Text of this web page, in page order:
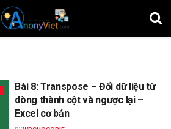
Bài 8: Transpose – Đổi dữ liệu từ
dòng thành cột và ngược lại –
Excel cơ bản